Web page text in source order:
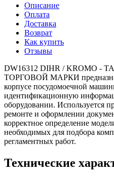
Описание
Оплата
Доставка
Возврат
Как купить
Отзывы
DW16312 DIHR / KROMO
ТОРГОВОЙ МАРКИ
корпусе посудомоечной
идентификационную
оборудовании. Используется
ремонте и оформлении
корректное определение
необходимых для подбора
регламентных работ.
Технические